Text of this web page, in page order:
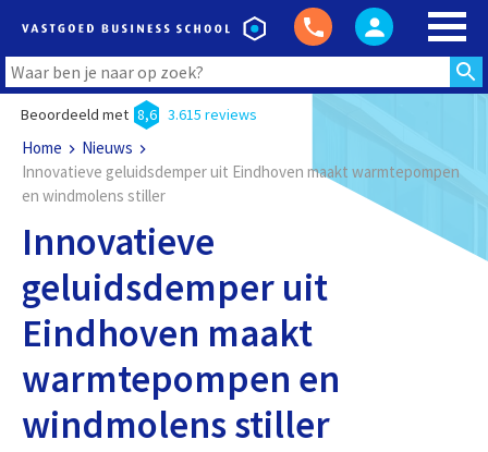
Beoordeeld met 8,6 3.615 reviews
Home
Nieuws
Innovatieve geluidsdemper uit Eindhoven maakt warmtepompen
en windmolens stiller
Innovatieve
geluidsdemper uit
Eindhoven maakt
warmtepompen en
windmolens stiller